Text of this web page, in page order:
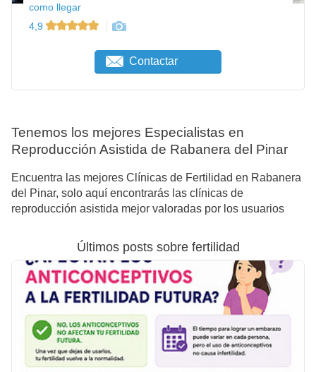
como llegar
4,9
Contactar
Tenemos los mejores Especialistas en
Reproducción Asistida de Rabanera del Pinar
Encuentra las mejores Clínicas de Fertilidad en Rabanera
del Pinar, solo aquí encontrarás las clínicas de
reproducción asistida mejor valoradas por los usuarios
Últimos posts sobre fertilidad